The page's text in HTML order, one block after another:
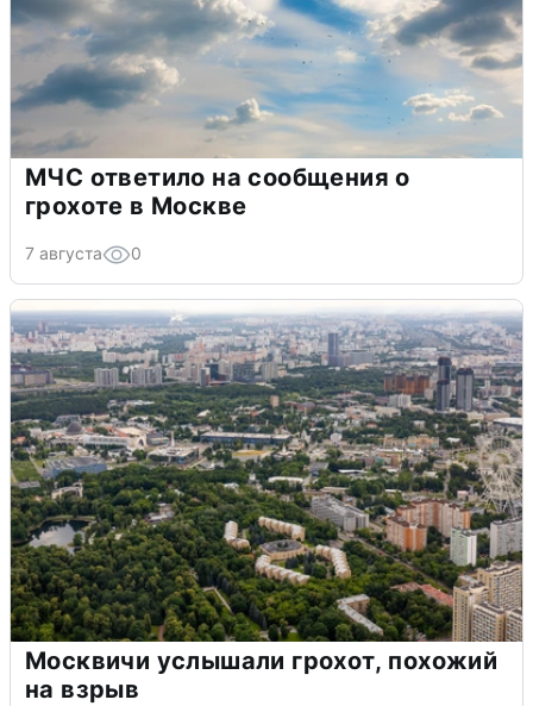
МЧС ответило на сообщения о
грохоте в Москве
7 августа 0
Москвичи услышали грохот, похожий
на взрыв